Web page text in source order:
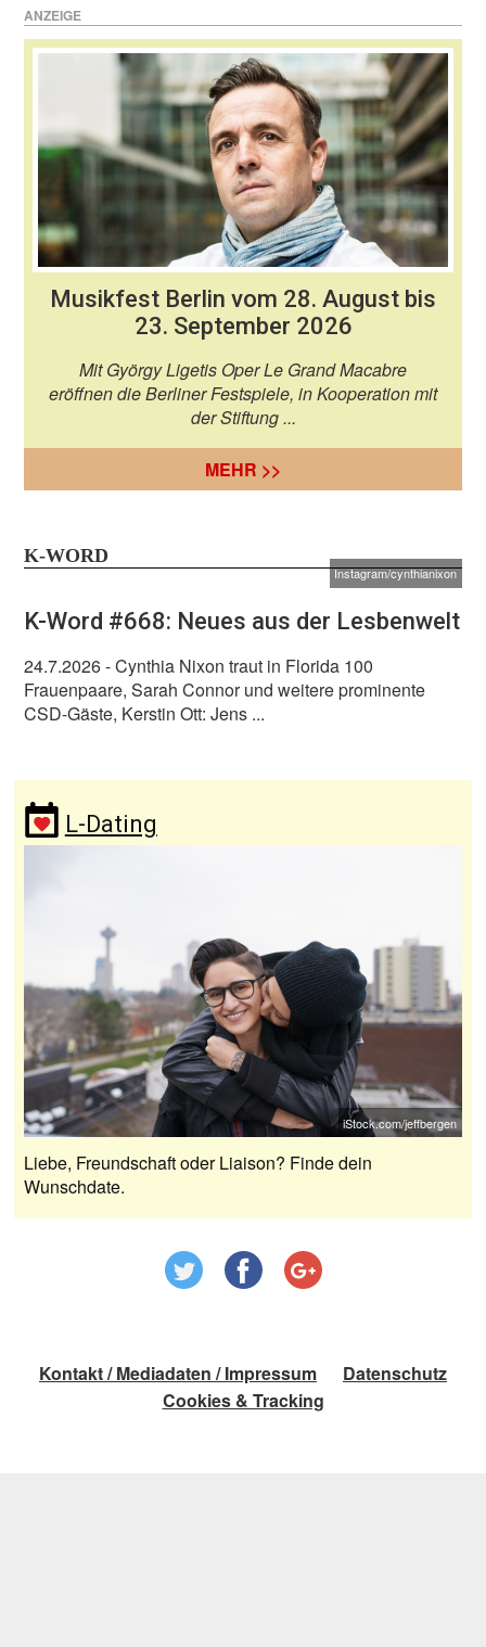
ANZEIGE
Musikfest Berlin vom 28. August bis
23. September 2026
Mit György Ligetis Oper Le Grand Macabre
eröffnen die Berliner Festspiele, in Kooperation mit
der Stiftung ...
MEHR >>
K-WORD
Instagram/cynthianixon
K-Word #668: Neues aus der Lesbenwelt
24.7.2026- Cynthia Nixon traut in Florida 100
Frauenpaare, Sarah Connor und weitere prominente
CSD-Gäste, Kerstin Ott: Jens ...
L-Dating
iStock.com/jeffbergen
Liebe, Freundschaft oder Liaison? Finde dein
Wunschdate.
Kontakt / Mediadaten / Impressum
Datenschutz
Cookies & Tracking